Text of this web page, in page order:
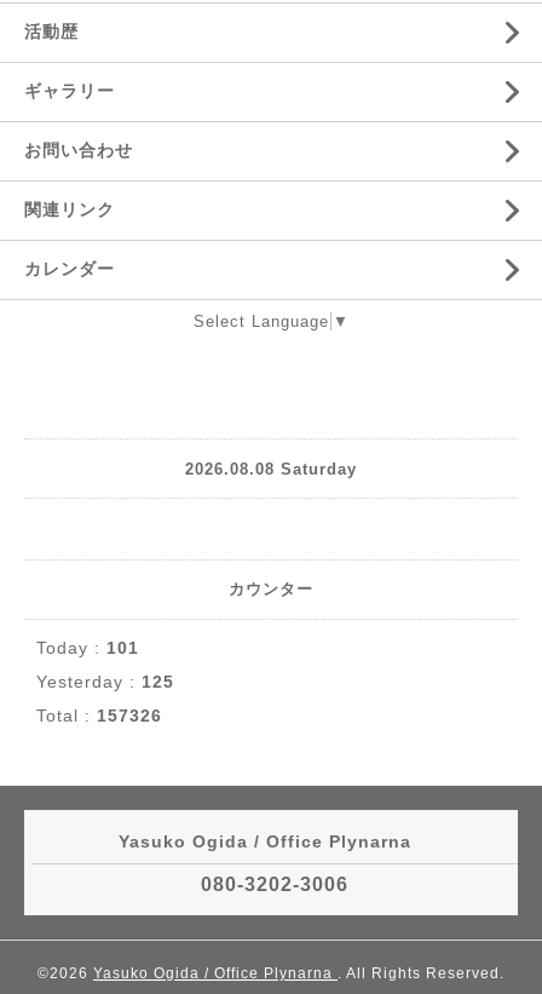
活動歴
ギャラリー
お問い合わせ
関連リンク
カレンダー
Select Language ▼
2026.08.08 Saturday
カウンター
Today : 101
Yesterday : 125
Total : 157326
Yasuko Ogida / Office Plynarna
080-3202-3006
©2026 Yasuko Ogida / Office Plynarna . All Rights Reserved.